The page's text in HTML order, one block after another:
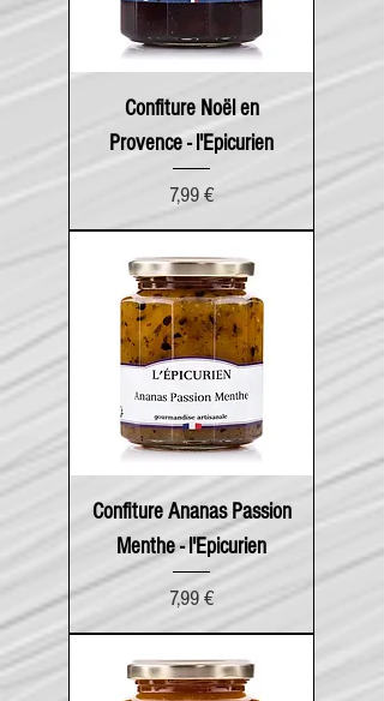
Confiture Noël en
Provence - l'Epicurien
Prix
7,99 €
Confiture Ananas Passion
Menthe - l'Epicurien
Prix
7,99 €